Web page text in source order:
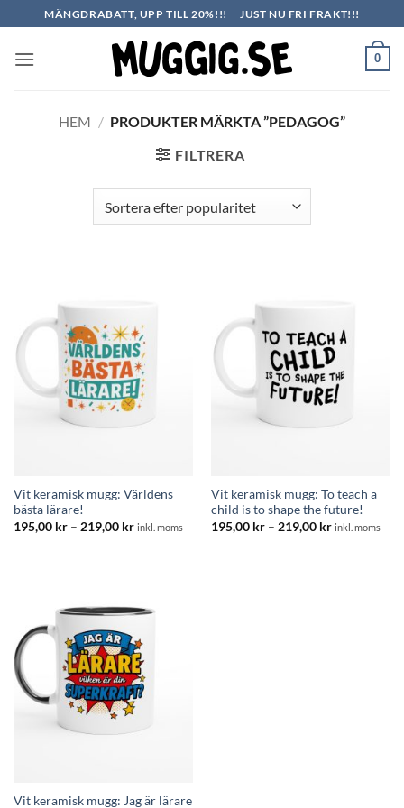
to
content
MÄNGDRABATT, UPP TILL 20%!!! JUST NU FRI FRAKT!!!
0
HEM / PRODUKTER MÄRKTA ”PEDAGOG”
FILTRERA
Vit keramisk mugg: Världens
bästa lärare!
195,00 kr – 219,00 krPrisintervall:
inkl. moms
Vit keramisk mugg: To teach a
child is to shape the future!
195,00 kr – 219,00 krPrisintervall:
inkl. moms
Vit keramisk mugg: Jag är lärare